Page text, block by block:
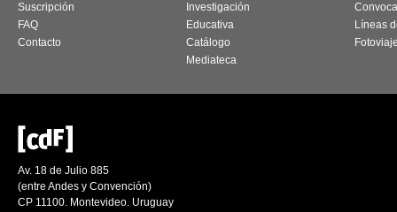
Suscripción
FAQ
Contacto
Investigación
Educativa
Catálogo
Mediateca
Líneas
Av. 18 de Julio 885
(entre Andes y Convención)
CP 11100. Montevideo. Uruguay